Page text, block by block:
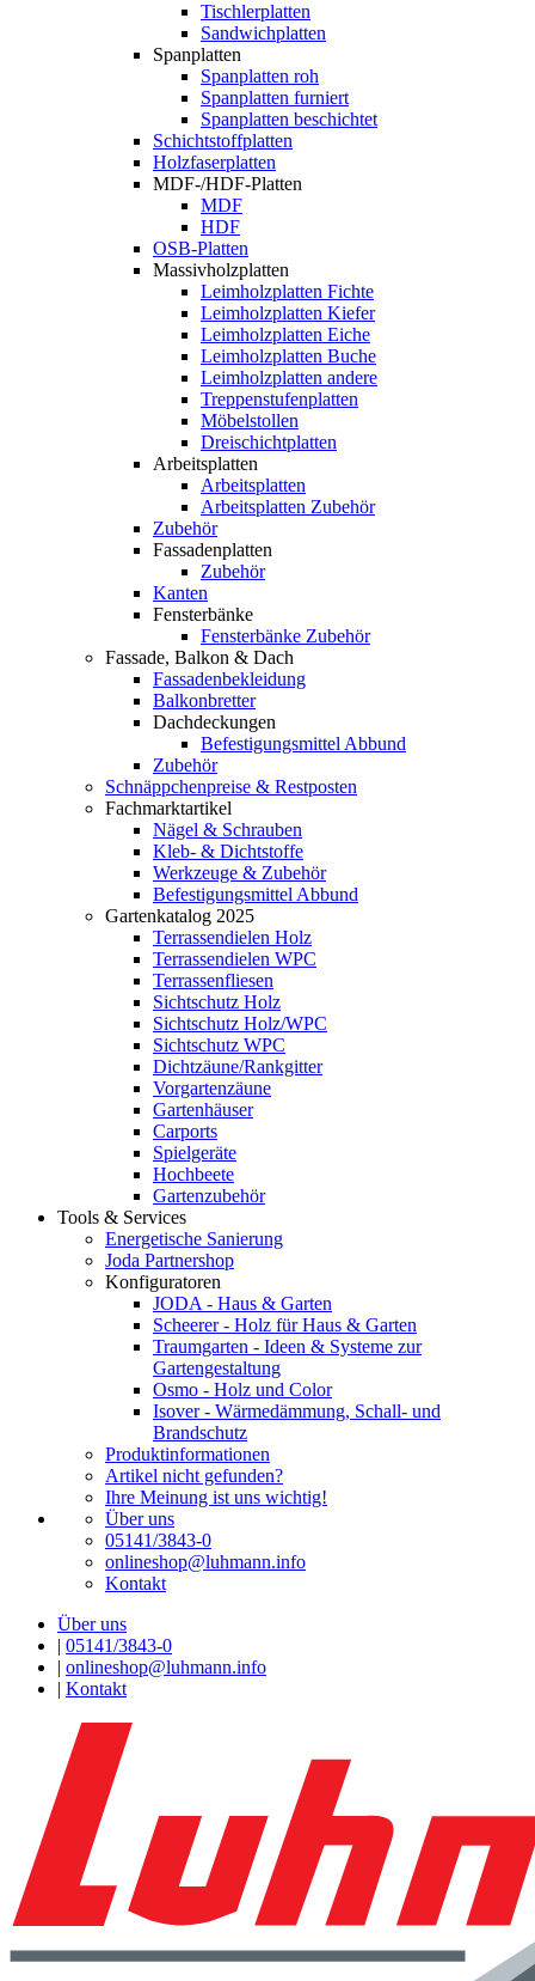
Tischlerplatten
Sandwichplatten
Spanplatten
Spanplatten roh
Spanplatten furniert
Spanplatten beschichtet
Schichtstoffplatten
Holzfaserplatten
MDF-/HDF-Platten
MDF
HDF
OSB-Platten
Massivholzplatten
Leimholzplatten Fichte
Leimholzplatten Kiefer
Leimholzplatten Eiche
Leimholzplatten Buche
Leimholzplatten andere
Treppenstufenplatten
Möbelstollen
Dreischichtplatten
Arbeitsplatten
Arbeitsplatten
Arbeitsplatten Zubehör
Zubehör
Fassadenplatten
Zubehör
Kanten
Fensterbänke
Fensterbänke Zubehör
Fassade, Balkon & Dach
Fassadenbekleidung
Balkonbretter
Dachdeckungen
Befestigungsmittel Abbund
Zubehör
Schnäppchenpreise & Restposten
Fachmarktartikel
Nägel & Schrauben
Kleb- & Dichtstoffe
Werkzeuge & Zubehör
Befestigungsmittel Abbund
Gartenkatalog 2025
Terrassendielen Holz
Terrassendielen WPC
Terrassenfliesen
Sichtschutz Holz
Sichtschutz Holz/WPC
Sichtschutz WPC
Dichtzäune/Rankgitter
Vorgartenzäune
Gartenhäuser
Carports
Spielgeräte
Hochbeete
Gartenzubehör
Tools & Services
Energetische Sanierung
Joda Partnershop
Konfiguratoren
JODA - Haus & Garten
Scheerer - Holz für Haus & Garten
Traumgarten - Ideen & Systeme zur
Gartengestaltung
Osmo - Holz und Color
Isover - Wärmedämmung, Schall- und
Brandschutz
Produktinformationen
Artikel nicht gefunden?
Ihre Meinung ist uns wichtig!
Über uns
05141/3843-0
onlineshop@luhmann.info
Kontakt
Über uns
| 05141/3843-0
| onlineshop@luhmann.info
| Kontakt